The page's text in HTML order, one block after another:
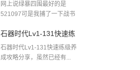
来下2018-08-09
网上说绿暴四围最好的是
521097可是我捕了一下战书
石器时代Lv1-131快速练
级养成攻略
石器时代Lv1-131快速练级养
成攻略分享，虽然已经有...